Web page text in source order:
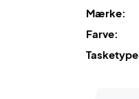
Materiale: Polyester 600D
Mærke:
Farve: